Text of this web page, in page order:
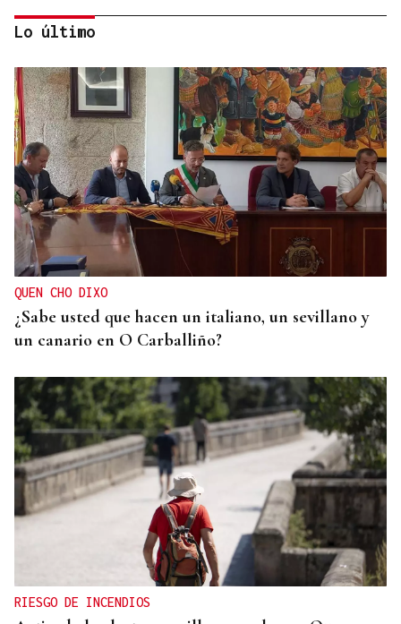
ASOCIACIONES EMPRESARIALES
La Asociación Empresarial de Valdeorras busca
continuar con la línea actual de promoción
Lo último
QUEN CHO DIXO
¿Sabe usted que hacen un italiano, un sevillano y
un canario en O Carballiño?
RIESGO DE INCENDIOS